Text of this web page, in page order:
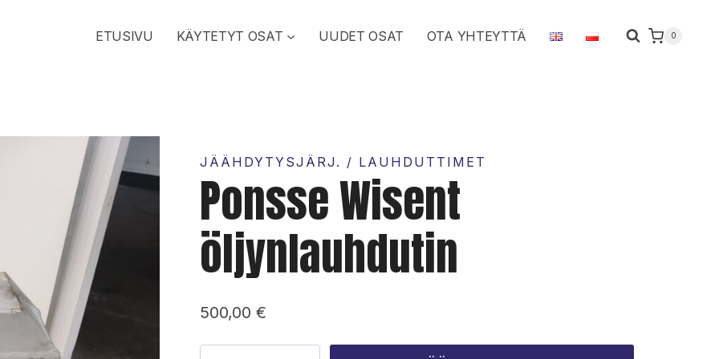
ETUSIVU KÄYTETYT OSAT UUDET OSAT OTA YHTEYTTÄ 0
JÄÄHDYTYSJÄRJ. / LAUHDUTTIMET
Ponsse Wisent
öljynlauhdutin
500,00€